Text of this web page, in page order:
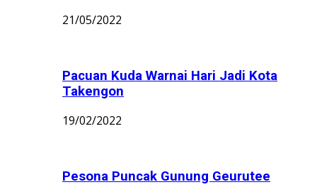
21/05/2022
Pacuan Kuda Warnai Hari Jadi Kota
Takengon
19/02/2022
Pesona Puncak Gunung Geurutee